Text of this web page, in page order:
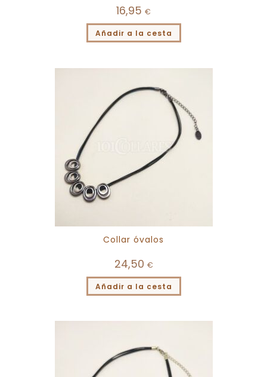
16,95 €
Añadir a la cesta
Collar óvalos
24,50 €
Añadir a la cesta